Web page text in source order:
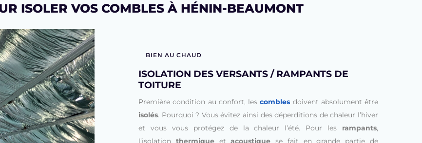
ISOLER VOS COMBLES À HÉNIN-BEAUMONT
BIEN AU CHAUD
ISOLATION DES VERSANTS / RAMPANTS DE
TOITURE
Première condition au confort, les combles doivent absolument être
isolés. Pourquoi ? Vous évitez ainsi des déperditions de chaleur l’hiver
et vous vous protégez de la chaleur l’été. Pour les rampants,
l’isolation thermiqueetacoustique se fait en grande partie de